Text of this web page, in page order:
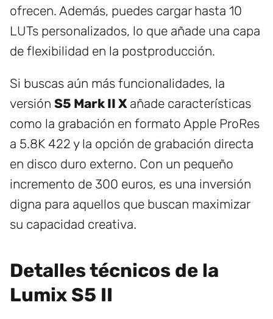
ofrecen. Además, puedes cargar hasta 10
LUTs personalizados, lo que añade una capa
de flexibilidad en la postproducción.
Si buscas aún más funcionalidades, la
versión S5 Mark II Xañade características
como la grabación en formato Apple ProRes
a 5.8K 422 y la opción de grabación directa
en disco duro externo. Con un pequeño
incremento de 300 euros, es una inversión
digna para aquellos que buscan maximizar
su capacidad creativa.
Detalles técnicos de la
Lumix S5 II